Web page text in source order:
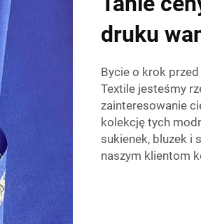
druku
Bycie o krok
Textile jesteśmy
zainteresowanie
kolekcję tych
sukienek, bluzek i
naszym klientom